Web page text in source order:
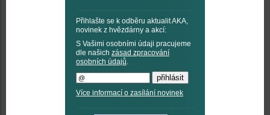
Přihlašte se k odběru aktualit AKA,
novinek z hvězdárny a akcí:
S Vašimi osobními údaji pracujeme
dle našich zásad zpracování
osobních údajů.
Více informací o zasílání novinek